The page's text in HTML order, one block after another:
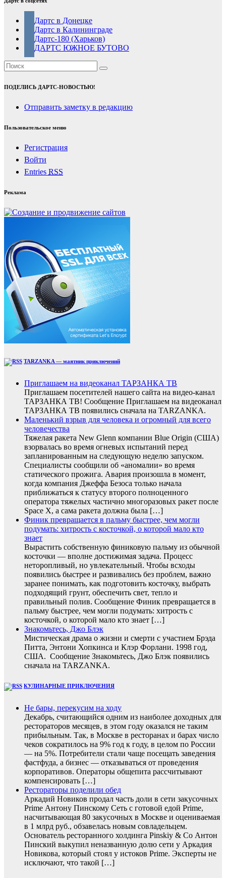
Дартс в Донецке
Дартс в Калининграде
Дартс-180 (Харьков)
ДАРТС ЮЖНОЕ БУТОВО
ПОДЕЛИСЬ ДАРТС-НОВОСТЬЮ!
Отправить заметку в редакцию
Пользовательское меню
Регистрация
Войти
Entries RSS
Реклама
TARZANKA — маятник приключений
Приглашаем на видеоканал ТАРЗАНКА ТВ
Приглашаем посетителей нашего сайта на видео-канал
ТАРЗАНКА ТВ! Сообщение Приглашаем на видеоканал
ТАРЗАНКА ТВ появились сначала на TARZANKA.
Маленький взрыв для человека и огромный для всего
человечества
Тяжелая ракета New Glenn компании Blue Origin (США)
взорвалась во время огневых испытаний перед
запланированным на следующую неделю запуском.
Специалисты сообщили об «аномалии» во время
статического прожига. Авария произошла в момент,
когда компания Джеффа Безоса только начала
приближаться к статусу второго полноценного
оператора тяжелых частично многоразовых ракет после
Space X, а сама ракета должна была […]
Финик превращается в пальму быстрее, чем могли
подумать: хитрость с косточкой, о которой мало кто
знает
Вырастить собственную финиковую пальму из обычной
косточки — вполне достижимая задача. Процесс
неторопливый, но увлекательный. Чтобы всходы
появились быстрее и развивались без проблем, важно
заранее понимать, как подготовить косточку, выбрать
подходящий грунт, обеспечить свет, тепло и
правильный полив. Сообщение Финик превращается в
пальму быстрее, чем могли подумать: хитрость с
косточкой, о которой мало кто знает […]
Знакомьтесь, Джо Блэк
Мистическая драма о жизни и смерти с участием Брэда
Питта, Энтони Хопкинса и Клэр Форлани. 1998 год,
США. Сообщение Знакомьтесь, Джо Блэк появились
сначала на TARZANKA.
КУЛИНАРНЫЕ ПРИКЛЮЧЕНИЯ
Не бары, перекусим на ходу
Декабрь, считающийся одним из наиболее доходных для
рестораторов месяцев, в этом году оказался не таким
прибыльным. Так, в Москве в ресторанах и барах число
чеков сократилось на 9% год к году, в целом по России
— на 5%. Потребители стали чаще посещать заведения
фастфуда, а бизнес — отказываться от проведения
корпоративов. Операторы общепита рассчитывают
компенсировать […]
Рестораторы поделили обед
Аркадий Новиков продал часть доли в сети закусочных
Prime Антону Пинскому Сеть с готовой едой Prime,
насчитывающая 80 закусочных в Москве и оцениваемая
в 1 млрд руб., обзавелась новым совладельцем.
Основатель ресторанного холдинга Pinskiy & Co Антон
Пинский выкупил неназванную долю сети у Аркадия
Новикова, который стоял у истоков Prime. Эксперты не
исключают, что такой […]